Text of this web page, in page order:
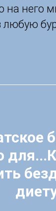
на него
любую
для...